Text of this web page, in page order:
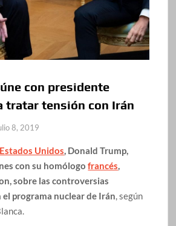
con presidente
tratar tensión con Irán
8, 2019
Estados Unidos, Donald Trump,
con su homólogofrancés,
sobre las controversias
el programa nuclear de Irán, según